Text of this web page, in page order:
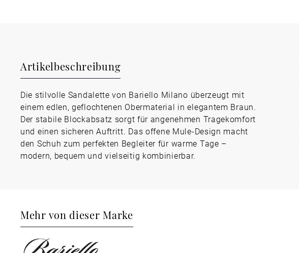
Artikelbeschreibung
Die stilvolle Sandalette von Bariello Milano überzeugt mit
einem edlen, geflochtenen Obermaterial in elegantem Braun.
Der stabile Blockabsatz sorgt für angenehmen Tragekomfort
und einen sicheren Auftritt. Das offene Mule-Design macht
den Schuh zum perfekten Begleiter für warme Tage –
modern, bequem und vielseitig kombinierbar.
Mehr von dieser Marke